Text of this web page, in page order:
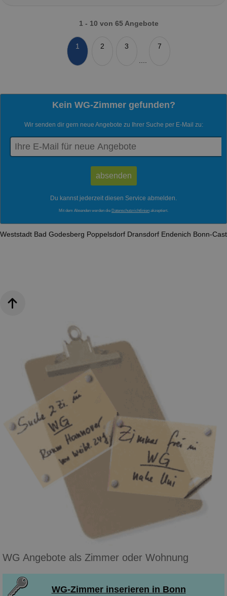
1 - 10 von 65 Angebote
1 2
3
7
Kein WG-Zimmer gefunden?
Wir senden dir gern neue Angebote zu Ihrer Suche per E-Mail zu:
Du kannst jederzeit diesen Service abmelden.
Mit dem Absenden werden die Datenschutzrichtlinien akzeptiert.
Weststadt Bad Godesberg Poppelsdorf Dransdorf Endenich Bonn-
WG Angebote als Zimmer oder Wohnung
WG-Zimmer inserieren in Bonn